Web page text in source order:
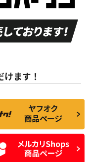
走行距離も少なく、
非常に状態の良い中
古品
んどない中古品
られるが、使用に問
題のない中古品
残り溝も少なく、偏
磨耗がみられ、短期
間使用できるくらい
の中古品
ます！